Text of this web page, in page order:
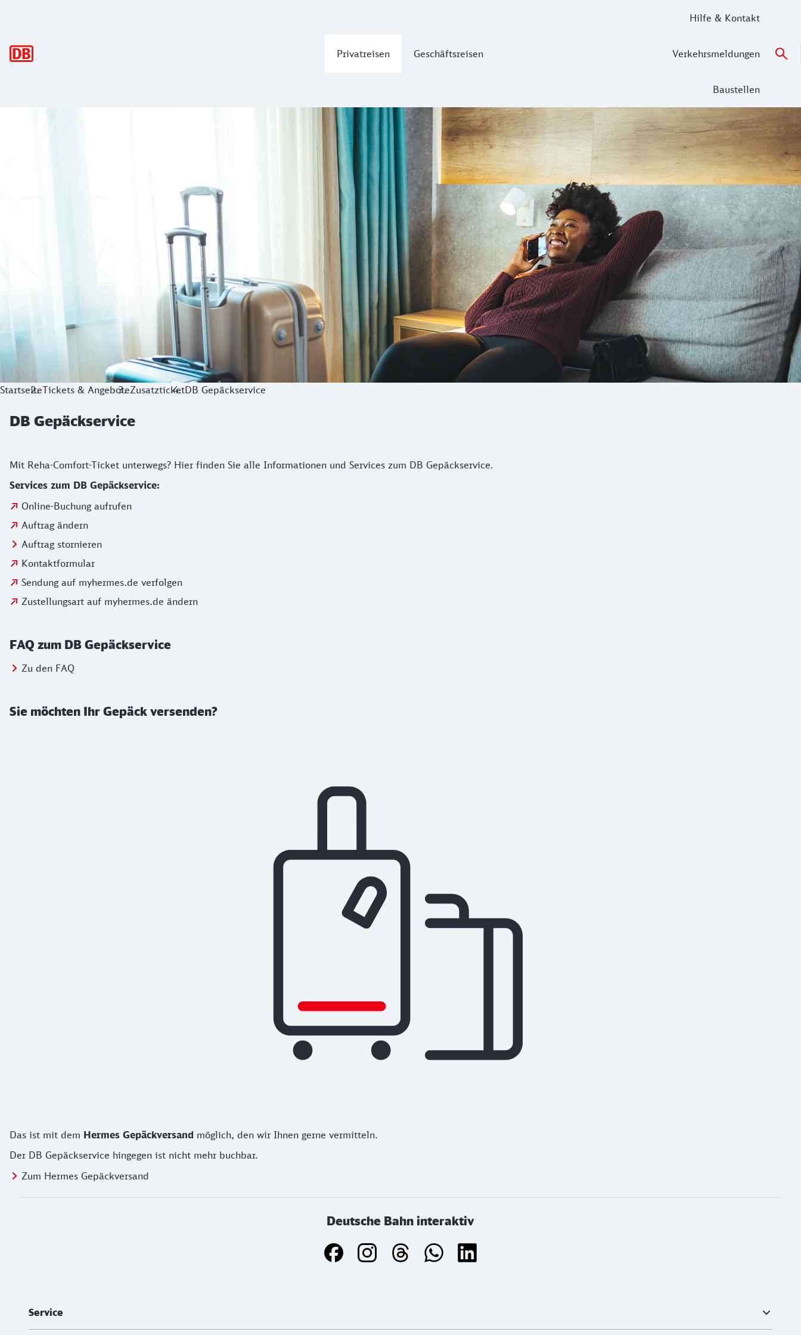
Privatreisen Geschäftsreisen
Hilfe & Kontakt
Verkehrsmeldungen
Baustellen
StartseiteTickets & AngeboteZusatzticketDB Gepäckservice
DB Gepäckservice
Linkliste für Rehabilitanden
Mit Reha-Comfort-Ticket unterwegs? Hier finden Sie alle Informationen und Services zum DB Gepäckservice.
Services zum DB Gepäckservice:
Online-Buchung aufrufen
Auftrag ändern
Auftrag stornieren
Kontaktformular
Sendung auf myhermes.de verfolgen
Zustellungsart auf myhermes.de ändern
FAQ zum DB Gepäckservice
Zu den FAQ
Sie möchten Ihr Gepäck versenden?
Das ist mit dem Hermes Gepäckversand möglich, den wir Ihnen gerne vermitteln.
Der DB Gepäckservice hingegen ist nicht mehr buchbar.
Zum Hermes Gepäckversand
Deutsche Bahn interaktiv
Service